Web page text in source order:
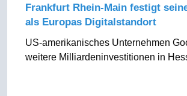
Frankfurt Rhein-Main festigt
als Europas Digitalstandort
US-amerikanisches Unternehmen
weitere Milliardeninvestitionen in